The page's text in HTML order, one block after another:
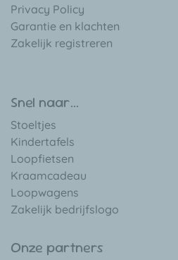
Privacy Policy
Garantie en klachten
Zakelijk registreren
Snel naar...
Stoeltjes
Kindertafels
Loopfietsen
Kraamcadeau
Loopwagens
Zakelijk bedrijfslogo
Onze partners